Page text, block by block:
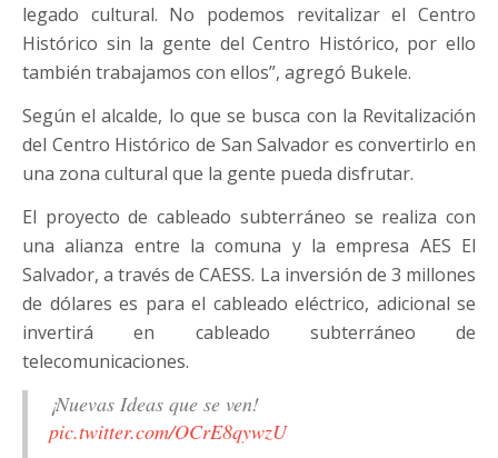
legado cultural. No podemos revitalizar el Centro
Histórico sin la gente del Centro Histórico, por ello
también trabajamos con ellos”, agregó Bukele.
Según el alcalde, lo que se busca con la Revitalización
del Centro Histórico de San Salvador es convertirlo en
una zona cultural que la gente pueda disfrutar.
El proyecto de cableado subterráneo se realiza con
una alianza entre la comuna y la empresa AES El
Salvador, a través de CAESS. La inversión de 3 millones
de dólares es para el cableado eléctrico, adicional se
invertirá en cableado subterráneo de
telecomunicaciones.
¡Nuevas Ideas que se ven!
pic.twitter.com/OCrE8qywzU